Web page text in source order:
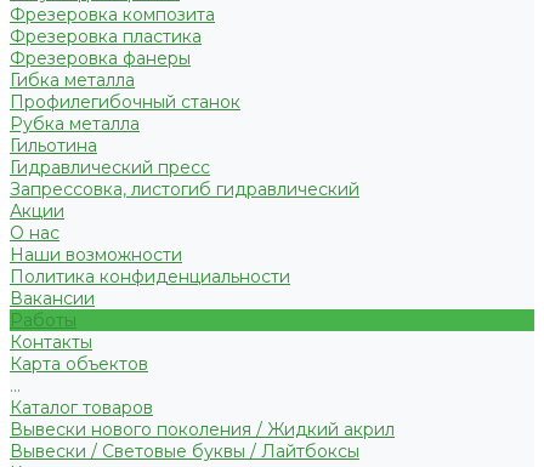
Фрезеровка композита
Фрезеровка пластика
Фрезеровка фанеры
Гибка металла
Профилегибочный станок
Рубка металла
Гильотина
Гидравлический пресс
Запрессовка, листогиб гидравлический
Акции
О нас
Наши возможности
Политика конфиденциальности
Вакансии
Работы
Контакты
Карта объектов
...
Каталог товаров
Вывески нового поколения / Жидкий акрил
Вывески / Световые буквы / Лайтбоксы